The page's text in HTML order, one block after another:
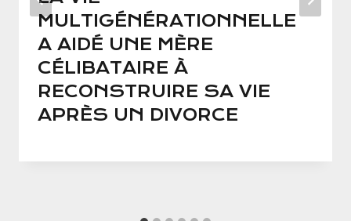
MULTIGÉNÉRATIONNELLE
A AIDÉ UNE MÈRE
CÉLIBATAIRE À
RECONSTRUIRE SA VIE
APRÈS UN DIVORCE